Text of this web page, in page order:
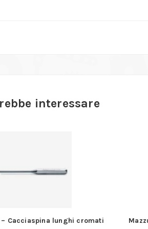
interessare
intercambiabili combinate –